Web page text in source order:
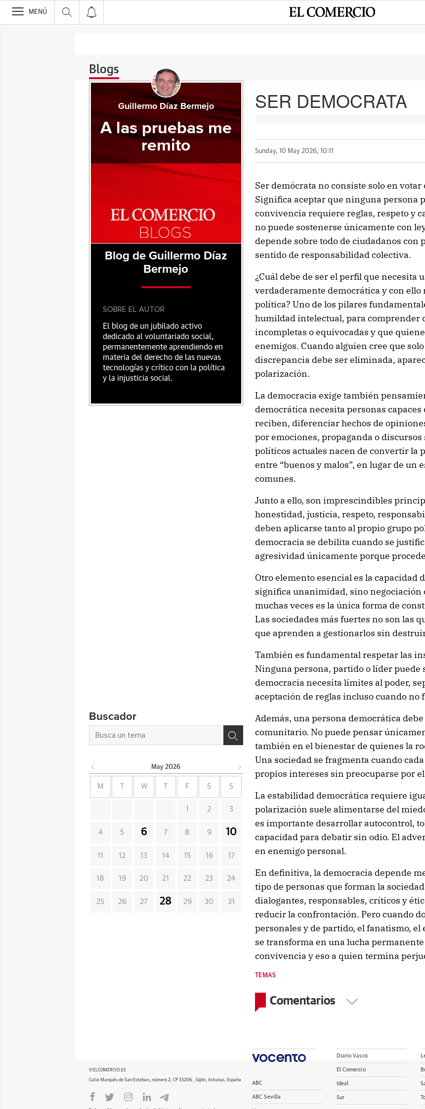
>
MENÚ
Blogs
SER DEMOCRATA
Sunday, 10 May 2026, 10:11
Ser demócrata no consiste solo en
Significa aceptar que ninguna persona
convivencia requiere reglas, respeto y
no puede sostenerse únicamente con
depende sobre todo de ciudadanos
sentido de responsabilidad colectiva.
¿Cuál debe de ser el perfil que necesita
verdaderamente democrática y con
política? Uno de los pilares
humildad intelectual, para comprender
incompletas o equivocadas y que
enemigos. Cuando alguien cree que
discrepancia debe ser eliminada,
polarización.
La democracia exige también
democrática necesita personas
reciben, diferenciar hechos de
por emociones, propaganda o
políticos actuales nacen de convertir la
entre “buenos y malos”, en lugar de un
comunes.
Junto a ello, son imprescindibles
honestidad, justicia, respeto,
deben aplicarse tanto al propio grupo
democracia se debilita cuando se
agresividad únicamente porque
Otro elemento esencial es la capacidad
significa unanimidad, sino negociación
muchas veces es la única forma de
Las sociedades más fuertes no son las
que aprenden a gestionarlos sin
También es fundamental respetar las
Ninguna persona, partido o líder puede
democracia necesita límites al poder,
aceptación de reglas incluso cuando
Además, una persona democrática
comunitario. No puede pensar
también en el bienestar de quienes la
Una sociedad se fragmenta cuando
propios intereses sin preocuparse por
La estabilidad democrática requiere
polarización suele alimentarse del
es importante desarrollar autocontrol,
capacidad para debatir sin odio. El
en enemigo personal.
En definitiva, la democracia depende
tipo de personas que forman la
dialogantes, responsables, críticos y
reducir la confrontación. Pero cuando
personales y de partido, el fanatismo,
se transforma en una lucha
convivencia y eso a quien termina
TEMAS
Comentarios
Guillermo Díaz Bermejo
A las pruebas me
remito
Blog de Guillermo Díaz
Bermejo
SOBRE EL AUTOR
El blog de un jubilado activo
dedicado al voluntariado social,
permanentemente aprendiendo en
materia del derecho de las nuevas
tecnologías y crítico con la política
y la injusticia social.
Buscador
May 2026
M W F S S
1 2 3
4 5 6 7 8 9 10
11 12 13 14 15 16 17
18 19 20 21 22 23 24
25 26 27 28 29 30 31
©ELCOMERCIO.ES
Calle Marqués de San Esteban, número 2, CP 33206 , Gijón, Asturias, España
ABC
ABC Sevilla
Diario Vasco
El Comercio
Ideal
Sur